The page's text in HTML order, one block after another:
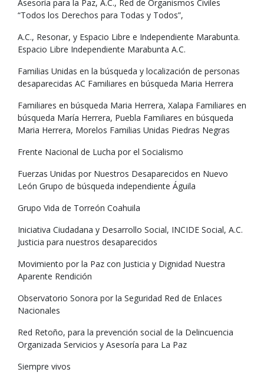
Asesoría para la Paz, A.C., Red de Organismos Civiles
“Todos los Derechos para Todas y Todos”,
A.C., Resonar, y Espacio Libre e Independiente Marabunta.
Espacio Libre Independiente Marabunta A.C.
Familias Unidas en la búsqueda y localización de personas
desaparecidas AC Familiares en búsqueda Maria Herrera
Familiares en búsqueda Maria Herrera, Xalapa Familiares en
búsqueda María Herrera, Puebla Familiares en búsqueda
Maria Herrera, Morelos Familias Unidas Piedras Negras
Frente Nacional de Lucha por el Socialismo
Fuerzas Unidas por Nuestros Desaparecidos en Nuevo
León Grupo de búsqueda independiente Águila
Grupo Vida de Torreón Coahuila
Iniciativa Ciudadana y Desarrollo Social, INCIDE Social, A.C.
Justicia para nuestros desaparecidos
Movimiento por la Paz con Justicia y Dignidad Nuestra
Aparente Rendición
Observatorio Sonora por la Seguridad Red de Enlaces
Nacionales
Red Retoño, para la prevención social de la Delincuencia
Organizada Servicios y Asesoría para La Paz
Siempre vivos